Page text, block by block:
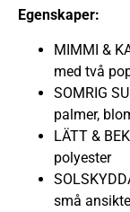
Egenskaper:
MIMMI &
med två
SOMRIG
palmer,
LÄTT &
polyester
små